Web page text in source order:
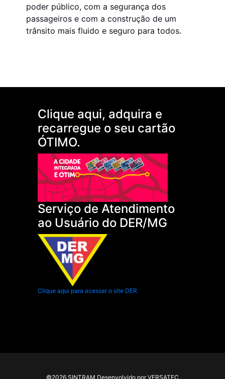
poder público, com a segurança dos
passageiros e com a construção de um
trânsito mais fluido e seguro para todos.
Clique aqui, adquira e
recarregue o seu cartão
ÓTIMO.
Serviço de Atendimento
ao Usuário do DER/MG
Clique aqui para acessar o site DER
©2026 SINTRAM Desenvolvido por VERSATEC